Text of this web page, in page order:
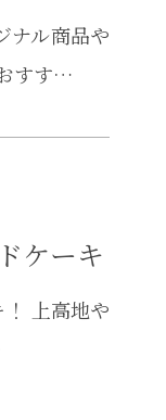
ナル商品や
すす…
ケーキ
上高地や